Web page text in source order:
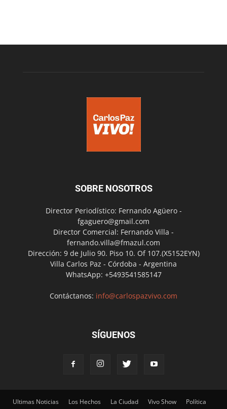
SOBRE NOSOTROS
Director Periodístico: Fernando Agüero -
fgaguero@gmail.com
Director Comercial: Fernando Villa -
fernando.villa@fmazul.com
Dirección: 9 de Julio 90. Piso 10. Of 107.(X5152EYN)
Villa Carlos Paz - Córdoba - Argentina
WhatsApp: +5493541585147
Contáctanos: info@carlospazvivo.com
SÍGUENOS
Ultimas Noticias Los Hechos La Ciudad Vivo Show
Política